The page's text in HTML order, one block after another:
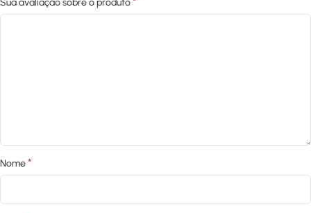
Sua avaliação sobre o produto
Nome*